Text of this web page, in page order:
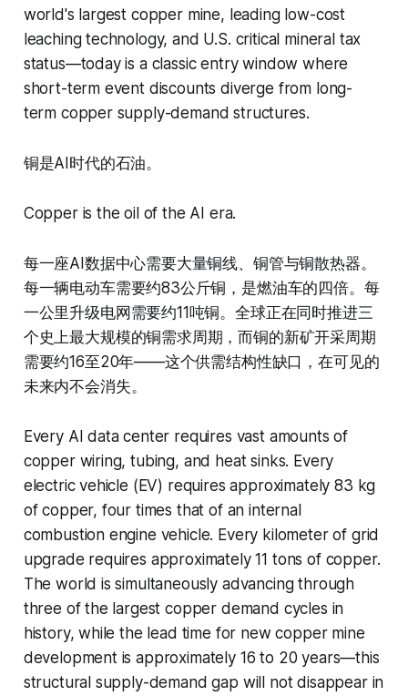
world's largest copper mine, leading low-cost
leaching technology, and U.S. critical mineral tax
status—today is a classic entry window where
short-term event discounts diverge from long-
term copper supply-demand structures.
铜是AI时代的石油。
Copper is the oil of the AI era.
每一座AI数据中心需要大量铜线、铜管与铜散热器。
每一辆电动车需要约83公斤铜，是燃油车的四倍。每
一公里升级电网需要约11吨铜。全球正在同时推进三
个史上最大规模的铜需求周期，而铜的新矿开采周期
需要约16至20年——这个供需结构性缺口，在可见的
未来内不会消失。
Every AI data center requires vast amounts of
copper wiring, tubing, and heat sinks. Every
electric vehicle (EV) requires approximately 83 kg
of copper, four times that of an internal
combustion engine vehicle. Every kilometer of grid
upgrade requires approximately 11 tons of copper.
The world is simultaneously advancing through
three of the largest copper demand cycles in
history, while the lead time for new copper mine
development is approximately 16 to 20 years—this
structural supply-demand gap will not disappear in